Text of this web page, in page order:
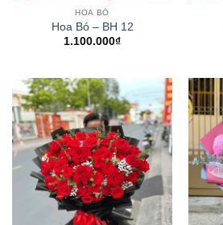
HOA BÓ
Hoa Bó – BH 12
1.100.000₫